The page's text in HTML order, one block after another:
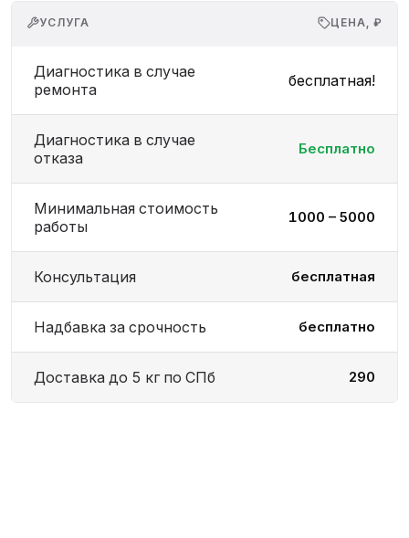
УСЛУГА ЦЕНА, ₽
Диагностика в случае
ремонта
бесплатная!
Диагностика в случае
отказа
Бесплатно
Минимальная стоимость
работы
1000 – 5000
Консультация бесплатная
Надбавка за срочность бесплатно
Доставка до 5 кг по СПб 290